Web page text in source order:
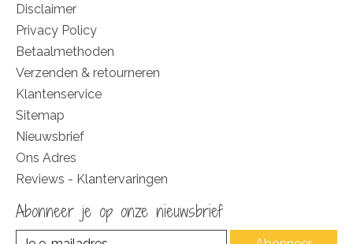
Disclaimer
Privacy Policy
Betaalmethoden
Verzenden & retourneren
Klantenservice
Sitemap
Nieuwsbrief
Ons Adres
Reviews - Klantervaringen
Abonneer je op onze nieuwsbrief